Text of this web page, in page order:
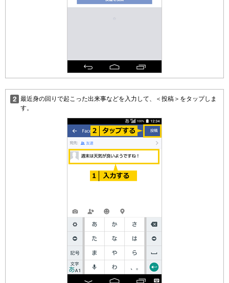
最近身の回りで起こった出来事などを入力して、＜投稿＞をタップしま
す。